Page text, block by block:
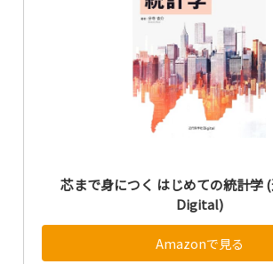
芯まで身につく はじめての統計学
Digital)
Amazonで見る